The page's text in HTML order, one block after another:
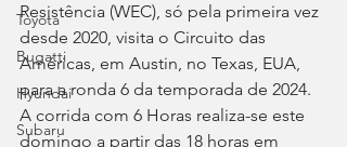
Toyota
Bugatti
Hyundai
Subaru
Resistência (WEC), só pela primeira vez
desde 2020, visita o Circuito das
Américas, em Austin, no Texas, EUA,
para a ronda 6 da temporada de 2024.
A corrida com 6 Horas realiza-se este
domingo a partir das 18 horas em